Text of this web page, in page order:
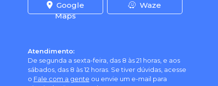
Google
Maps
Waze
Atendimento:
De segunda a sexta-feira, das 8 às 21 horas, e aos
sábados, das 8 às 12 horas. Se tiver dúvidas, acesse
o Fale com a gente ou envie um e-mail para